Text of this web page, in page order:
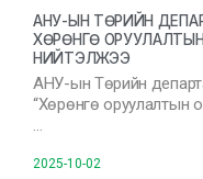
АНУ-ЫН ТӨРИЙН
ХӨРӨНГӨ
НИЙТЭЛЖЭЭ
АНУ-ын Төрийн
“Хөрөнгө оруулалтын
…
2025-10-02